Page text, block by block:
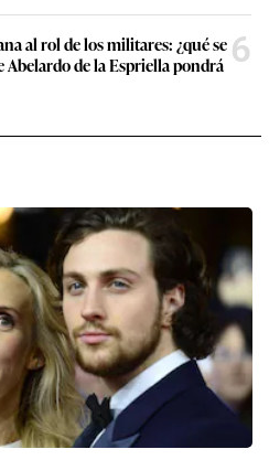
al rol de los militares: ¿qué se
Abelardo de la Espriella pondrá 6